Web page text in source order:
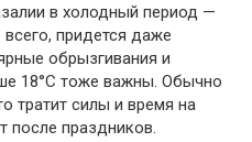
в холодный период —
придется даже
обрызгивания и
18°С тоже важны. Обычно
тратит силы и время на
после праздников.